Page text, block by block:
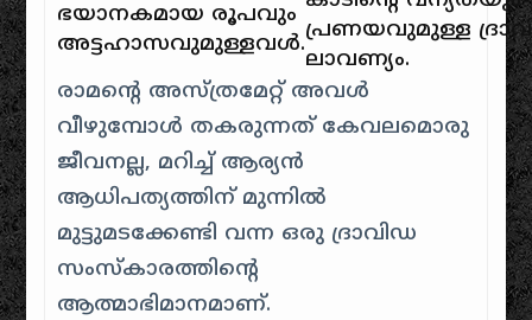
ഭയാനകമായ രൂപവും
അട്ടഹാസവുമുള്ളവൾ.
പ്രണയവുമുള്ള
ലാവണ്യം.
രാമന്റെ അസ്ത്രമേറ്റ് അവൾ
വീഴുമ്പോൾ തകരുന്നത് കേവലമൊരു
ജീവനല്ല, മറിച്ച് ആര്യൻ
ആധിപത്യത്തിന് മുന്നിൽ
മുട്ടുമടക്കേണ്ടി വന്ന ഒരു ദ്രാവിഡ
സംസ്കാരത്തിന്റെ
ആത്മാഭിമാനമാണ്.